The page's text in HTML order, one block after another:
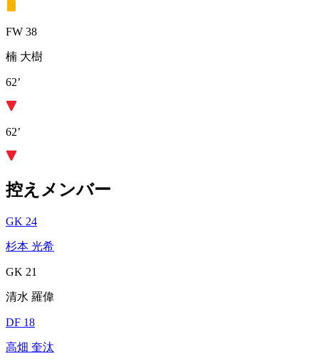
FW 38
楠 大樹
62’
62’
控えメンバー
GK 24
杉本 光希
GK 21
清水 羅偉
DF 18
高畑 奎汰